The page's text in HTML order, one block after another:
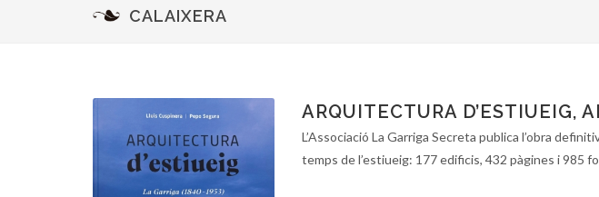
CALAIXERA
ARQUITECTURA D’ESTIUEIG,
L’Associació La Garriga Secreta publica l’obra
temps de l’estiueig: 177 edificis, 432 pàgines i 985